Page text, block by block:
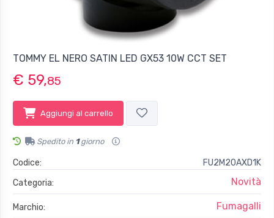
TOMMY EL NERO SATIN LED GX53 10W CCT SET
€ 59,85
Aggiungi al carrello
Spedito in 1giorno
Codice:
FU2M20AXD1K
Categoria:
Novità
Marchio: Fumagalli